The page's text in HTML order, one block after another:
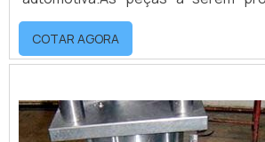
podem variar em complexidade, o
deve ser projetado para garantir a
da peça em sua função,
atente para a qualidade técnica na
adquirir moldes de injeção de termo...
COTAR AGORA